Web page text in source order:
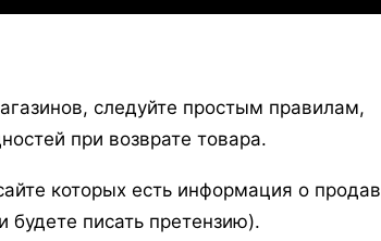
следуйте простым правилам,
при возврате товара.
которых есть информация о
будете писать претензию).